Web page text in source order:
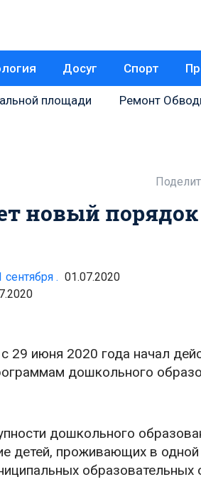
Досуг Спорт
площади Ремонт
новый
. 01.07.2020
29 июня 2020 года начал
дошкольного
дошкольного
детей, проживающих в
образовательных